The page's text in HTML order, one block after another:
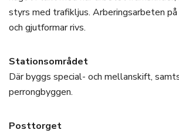
styrs med trafikljus. Arberingsarbeten
och gjutformar rivs.
Stationsområdet
Där byggs special- och mellanskift,
perrongbyggen.
Posttorget